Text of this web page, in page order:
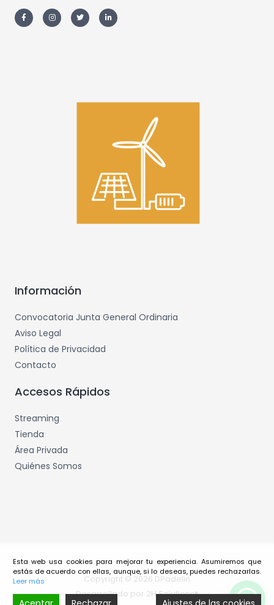
Información
Convocatoria Junta General Ordinaria
Aviso Legal
Política de Privacidad
Contacto
Accesos Rápidos
Streaming
Tienda
Área Privada
Quiénes Somos
Copyright © 2026 DPadelin
Desarrollado por 2H Solutions®
Esta web usa cookies para mejorar tu experiencia. Asumiremos que
estás de acuerdo con ellas, aunque, si lo deseas, puedes rechazarlas.
Leer más
¿Quieres Reservar Pista?